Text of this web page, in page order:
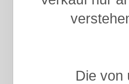
Die von